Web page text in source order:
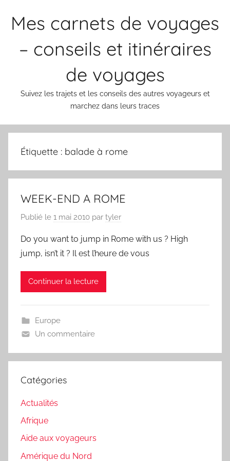
Mes carnets de voyages
– conseils et itinéraires
de voyages
Suivez les trajets et les conseils des autres voyageurs et
marchez dans leurs traces
Étiquette : balade à rome
WEEK-END A ROME
Publié le 1 mai 2010 par tyler
Do you want to jump in Rome with us ? High
jump, isn’t it ? Il est l’heure de vous
Continuer la lecture
Europe
Un commentaire
Catégories
Actualités
Afrique
Aide aux voyageurs
Amérique du Nord